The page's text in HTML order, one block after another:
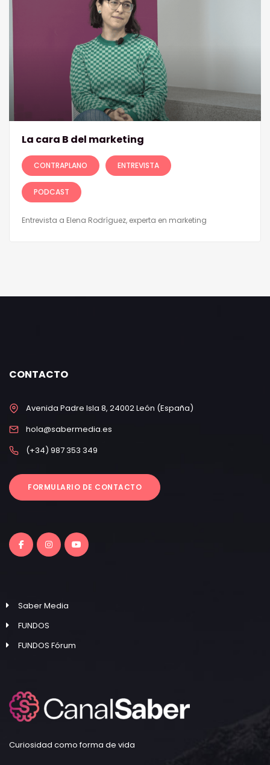
La cara B del marketing
CONTRAPLANO ENTREVISTA
PODCAST
Entrevista a Elena Rodríguez, experta en marketing
CONTACTO
Avenida Padre Isla 8, 24002 León (España)
hola@sabermedia.es
(+34) 987 353 349
FORMULARIO DE CONTACTO
Saber Media
FUNDOS
FUNDOS Fórum
Curiosidad como forma de vida